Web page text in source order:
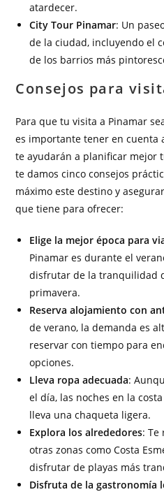
atardecer.
City Tour Pinamar: Un
de la ciudad, incluyendo el
de los barrios más
Consejos para
Para que tu visita a Pinamar
es importante tener en cuenta
te ayudarán a planificar mejor
te damos cinco consejos
máximo este destino y
que tiene para ofrecer:
Elige la mejor época para
Pinamar es durante el
disfrutar de la tranquilidad
primavera.
Reserva alojamiento con
de verano, la demanda es
reservar con tiempo para
opciones.
Lleva ropa adecuada:
el día, las noches en la
lleva una chaqueta ligera.
Explora los alrededores: Te
otras zonas como Costa
disfrutar de playas más
Disfruta de la gastronomía